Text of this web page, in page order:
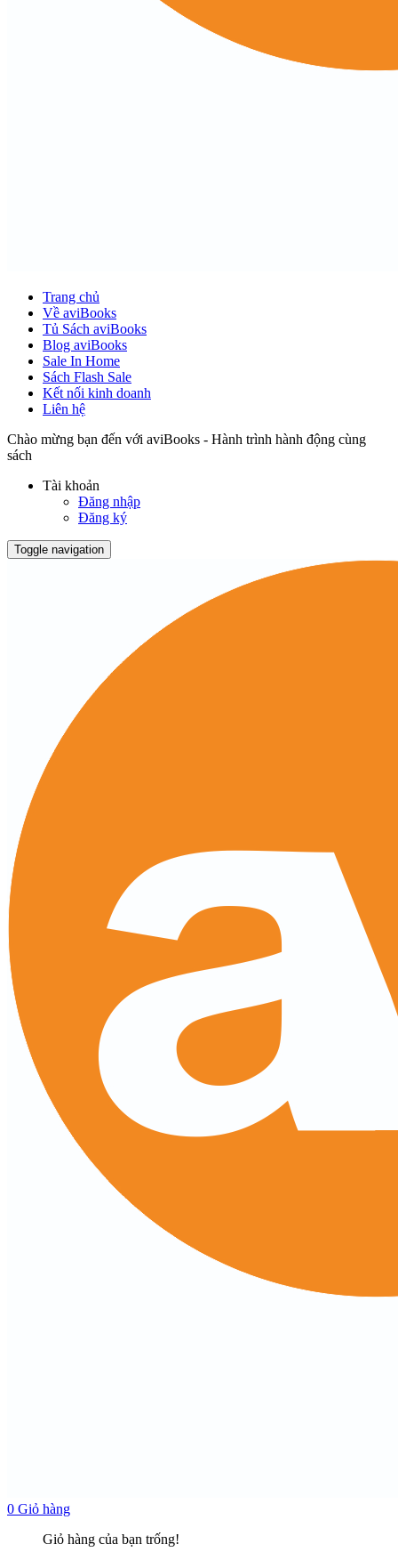
Trang chủ
Về aviBooks
Tủ Sách aviBooks
Blog aviBooks
Sale In Home
Sách Flash Sale
Kết nối kinh doanh
Liên hệ
Chào mừng bạn đến với aviBooks - Hành trình hành động cùng
sách
Tài khoản
Đăng nhập
Đăng ký
Toggle navigation
0 Giỏ hàng
Giỏ hàng của bạn trống!